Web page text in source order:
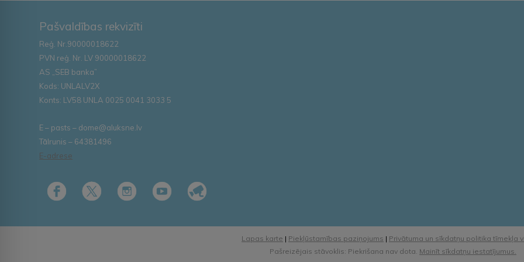
Pašvaldības rekvizīti
Reģ. Nr.90000018622
PVN reģ. Nr. LV 90000018622
AS „SEB banka”
Kods: UNLALV2X
Konts: LV58 UNLA 0025 0041 3033 5
E – pasts – dome@aluksne.lv
Tālrunis – 64381496
E-adrese
Lapas karte | Piekļūstamības paziņojums | Privātuma un sīkdatņu politika tīmekļa
Pašreizējais stāvoklis: Piekrišana nav dota. Mainīt sīkdatņu iestatījumus.